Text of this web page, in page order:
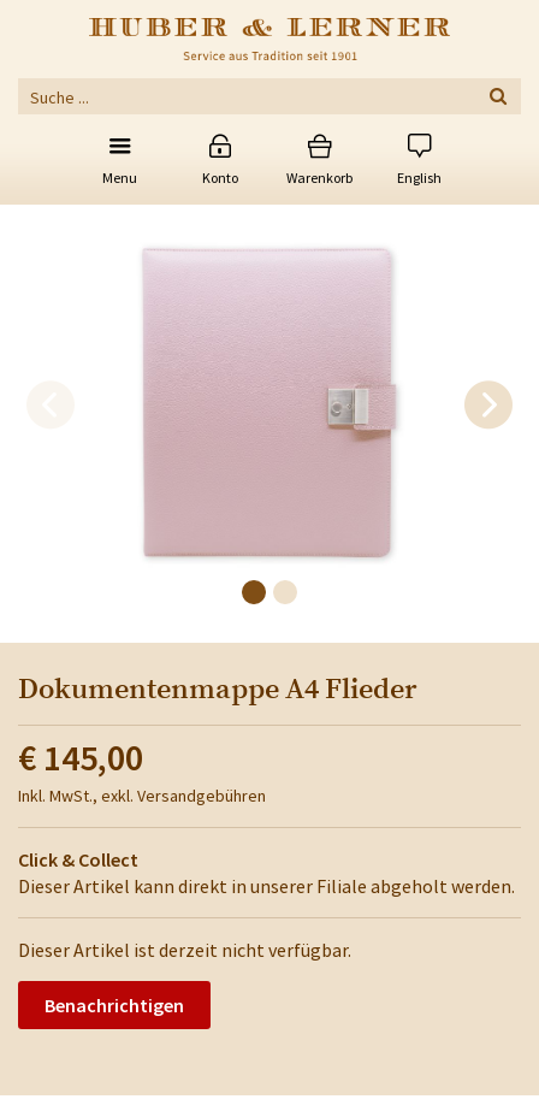
Menu Konto Warenkorb English
Dokumentenmappe A4 Flieder
€ 145,00
Inkl. MwSt., exkl. Versandgebühren
Click & Collect
Dieser Artikel kann direkt in unserer Filiale abgeholt werden.
Dieser Artikel ist derzeit nicht verfügbar.
Benachrichtigen